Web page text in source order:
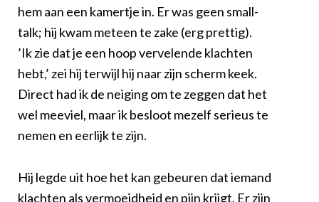
hem aan een kamertje in. Er was geen small-
talk; hij kwam meteen te zake (erg prettig).
’Ik zie dat je een hoop vervelende klachten
hebt,’ zei hij terwijl hij naar zijn scherm keek.
Direct had ik de neiging om te zeggen dat het
wel meeviel, maar ik besloot mezelf serieus te
nemen en eerlijk te zijn.
Hij legde uit hoe het kan gebeuren dat iemand
klachten als vermoeidheid en pijn krijgt. Er zijn